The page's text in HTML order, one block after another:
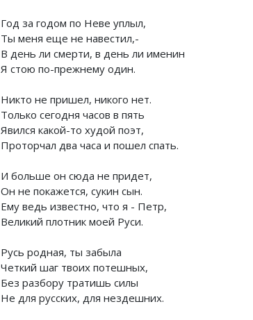
Год за годом по Неве уплыл,
Ты меня еще не навестил,-
В день ли смерти, в день ли именин
Я стою по-прежнему один.
Никто не пришел, никого нет.
Только сегодня часов в пять
Явился какой-то худой поэт,
Проторчал два часа и пошел спать.
И больше он сюда не придет,
Он не покажется, сукин сын.
Ему ведь известно, что я - Петр,
Великий плотник моей Руси.
Русь родная, ты забыла
Четкий шаг твоих потешных,
Без разбору тратишь силы
Не для русских, для нездешних.